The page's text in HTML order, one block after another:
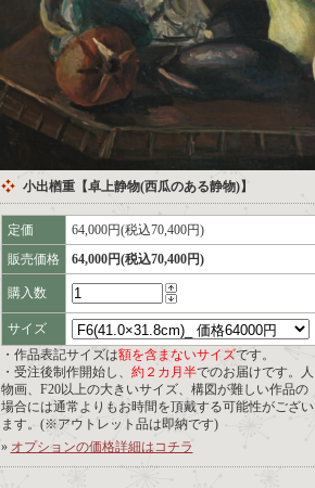
小出楢重【卓上静物(西瓜のある静物)】
定価
64,000円(税込70,400円)
販売価格
64,000円(税込70,400円)
購入数
サイズ
・作品表記サイズは額を含まないサイズです。
・受注後制作開始し、 約２カ月半でのお届けです。人
物画、F20以上の大きいサイズ、構図が難しい作品の
場合には通常よりもお時間を頂戴する可能性がござい
ます。(※アウトレット品は即納です)
» オプションの価格詳細はコチラ